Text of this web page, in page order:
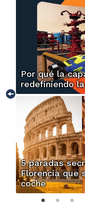
Por qué la
redefiniendo
5 paradas
Florencia que
coche